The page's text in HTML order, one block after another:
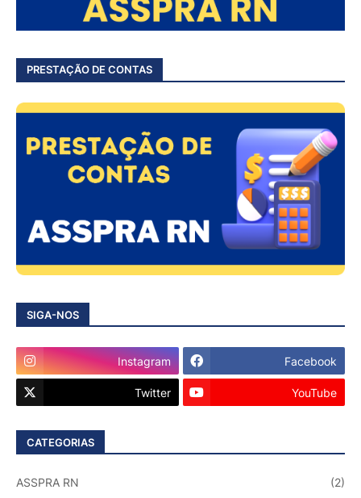
PRESTAÇÃO DE CONTAS
SIGA-NOS
Instagram Facebook
Twitter YouTube
CATEGORIAS
ASSPRA RN (2)